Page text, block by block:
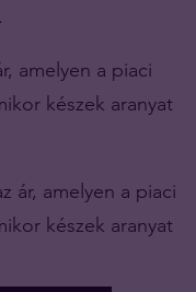
amelyen a piaci
készek aranyat
ár, amelyen a piaci
készek aranyat